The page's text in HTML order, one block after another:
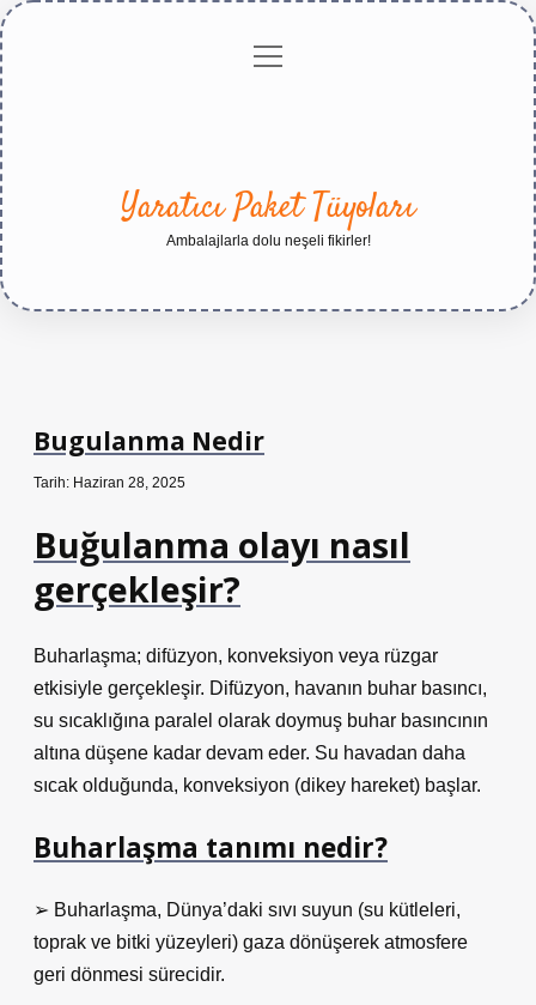
Gizlilikmenüyü
Yaratıcı Paket Tüyoları
Ambalajlarla dolu neşeli fikirler!
Bugulanma Nedir
Tarih: Haziran 28, 2025
Buğulanma olayı nasıl
gerçekleşir?
Buharlaşma; difüzyon, konveksiyon veya rüzgar
etkisiyle gerçekleşir. Difüzyon, havanın buhar basıncı,
su sıcaklığına paralel olarak doymuş buhar basıncının
altına düşene kadar devam eder. Su havadan daha
sıcak olduğunda, konveksiyon (dikey hareket) başlar.
Buharlaşma tanımı nedir?
➢ Buharlaşma, Dünya’daki sıvı suyun (su kütleleri,
toprak ve bitki yüzeyleri) gaza dönüşerek atmosfere
geri dönmesi sürecidir.